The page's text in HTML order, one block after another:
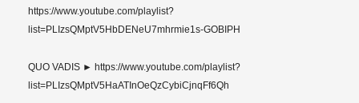
https://www.youtube.com/playlist?
list=PLIzsQMptV5HbDENeU7mhrmie1s-GOBIPH
QUO VADIS ► https://www.youtube.com/playlist?
list=PLIzsQMptV5HaATInOeQzCybiCjnqFf6Qh